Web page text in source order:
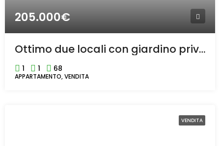
205.000€
Ottimo due locali con giardino privato e box auto a Cesate
1 1 68
APPARTAMENTO, VENDITA
VENDITA